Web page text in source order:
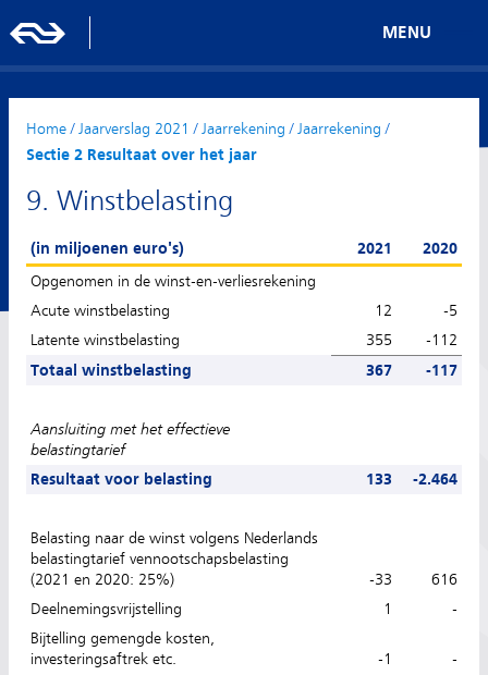
MENU
Home/ Jaarverslag 2021 / Jaarrekening / Jaarrekening /
Sectie 2 Resultaat over het jaar
9. Winstbelasting
(in miljoenen euro's) 2021
2020
Opgenomen in de winst-en-verliesrekening
Acute winstbelasting
12
-5
Latente winstbelasting
355
-112
Totaal winstbelasting
367 -117
Aansluiting met het effectieve
belastingtarief
Resultaat voor belasting
133 -2.464
Belasting naar de winst volgens Nederlands
belastingtarief vennootschapsbelasting
(2021 en 2020: 25%)
-33
616
Deelnemingsvrijstelling
1
-
Bijtelling gemengde kosten,
investeringsaftrek etc.
-1
-